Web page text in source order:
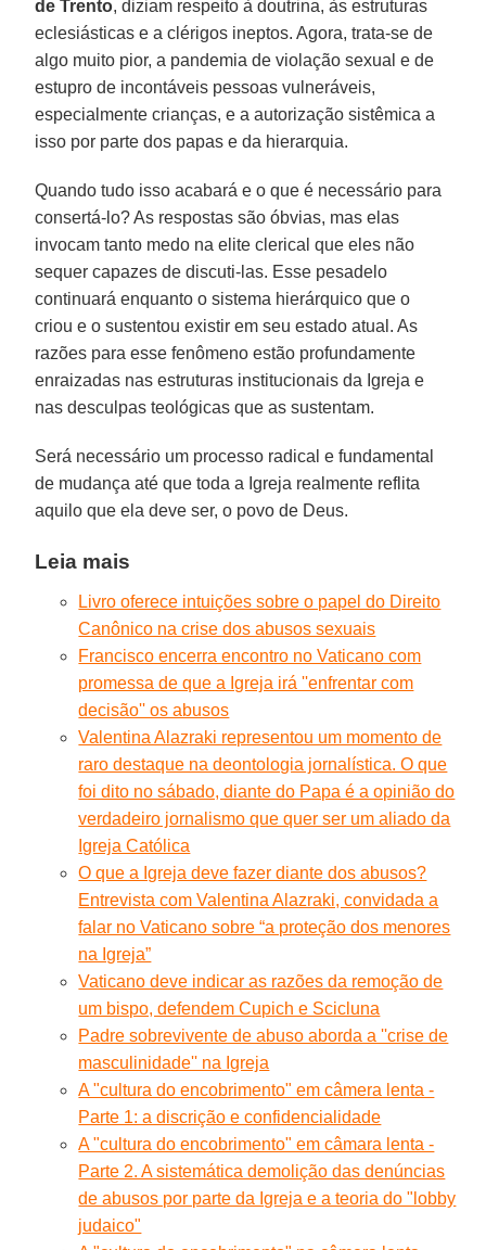
de Trento, diziam respeito à doutrina, às estruturas
eclesiásticas e a clérigos ineptos. Agora, trata-se de
algo muito pior, a pandemia de violação sexual e de
estupro de incontáveis pessoas vulneráveis,
especialmente crianças, e a autorização sistêmica a
isso por parte dos papas e da hierarquia.
Quando tudo isso acabará e o que é necessário para
consertá-lo? As respostas são óbvias, mas elas
invocam tanto medo na elite clerical que eles não
sequer capazes de discuti-las. Esse pesadelo
continuará enquanto o sistema hierárquico que o
criou e o sustentou existir em seu estado atual. As
razões para esse fenômeno estão profundamente
enraizadas nas estruturas institucionais da Igreja e
nas desculpas teológicas que as sustentam.
Será necessário um processo radical e fundamental
de mudança até que toda a Igreja realmente reflita
aquilo que ela deve ser, o povo de Deus.
Leia mais
Livro oferece intuições sobre o papel do Direito
Canônico na crise dos abusos sexuais
Francisco encerra encontro no Vaticano com
promessa de que a Igreja irá ''enfrentar com
decisão'' os abusos
Valentina Alazraki representou um momento de
raro destaque na deontologia jornalística. O que
foi dito no sábado, diante do Papa é a opinião do
verdadeiro jornalismo que quer ser um aliado da
Igreja Católica
O que a Igreja deve fazer diante dos abusos?
Entrevista com Valentina Alazraki, convidada a
falar no Vaticano sobre “a proteção dos menores
na Igreja”
Vaticano deve indicar as razões da remoção de
um bispo, defendem Cupich e Scicluna
Padre sobrevivente de abuso aborda a ''crise de
masculinidade'' na Igreja
A "cultura do encobrimento" em câmera lenta -
Parte 1: a discrição e confidencialidade
A "cultura do encobrimento" em câmara lenta -
Parte 2. A sistemática demolição das denúncias
de abusos por parte da Igreja e a teoria do "lobby
judaico"